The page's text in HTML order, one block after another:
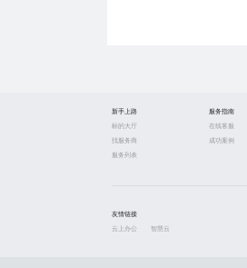
新手上路
标的大厅
找服务商
服务列表
服务指南
在线客服
成功案例
友情链接
云上办公
智慧云